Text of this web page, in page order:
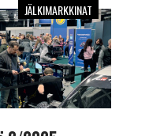
JÄLKIMARKKINAT